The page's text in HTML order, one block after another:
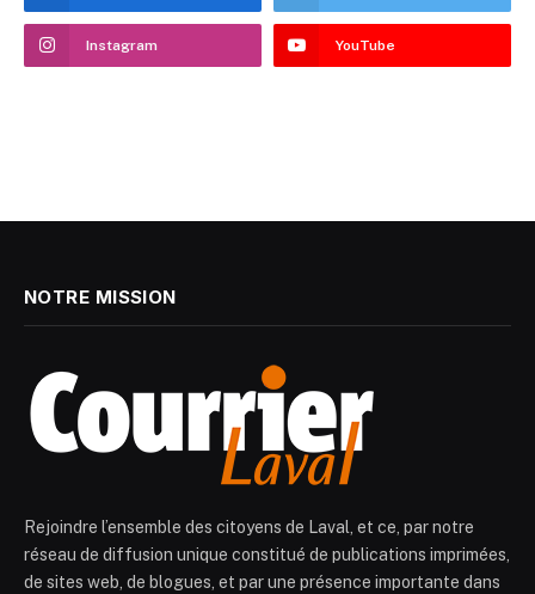
Instagram YouTube
NOTRE MISSION
Rejoindre l’ensemble des citoyens de Laval, et ce, par notre
réseau de diffusion unique constitué de publications imprimées,
de sites web, de blogues, et par une présence importante dans